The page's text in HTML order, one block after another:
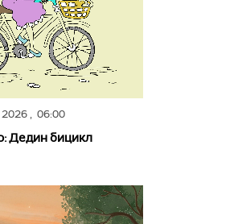
2026, 06:00
Дедин бицикл